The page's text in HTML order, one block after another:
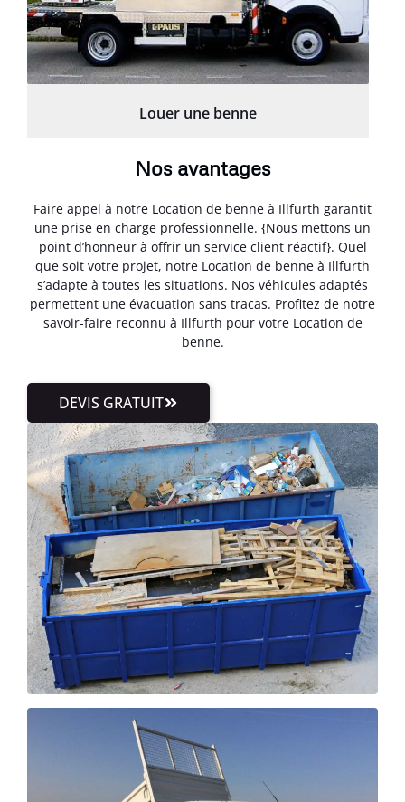
Louer une benne
Nos avantages
Faire appel à notre Location de benne à Illfurth garantit
une prise en charge professionnelle. {Nous mettons un
point d’honneur à offrir un service client réactif}. Quel
que soit votre projet, notre Location de benne à Illfurth
s’adapte à toutes les situations. Nos véhicules adaptés
permettent une évacuation sans tracas. Profitez de notre
savoir-faire reconnu à Illfurth pour votre Location de
benne.
DEVIS GRATUIT